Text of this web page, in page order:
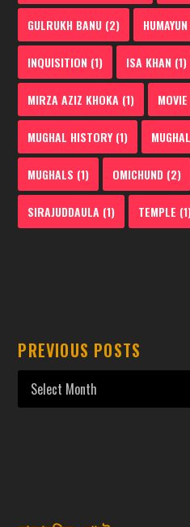
GULRUKH BANU (2) HUMAYUN
INQUISITION (1) ISA KHAN (1)
MIRZA AZIZ KHOKA (1) MOVIE
MUGHAL HISTORY(1)
MUGHALS (1) OMICHUND (2)
SIRAJUDDAULA (1) TEMPLE (1)
PREVIOUS POSTS